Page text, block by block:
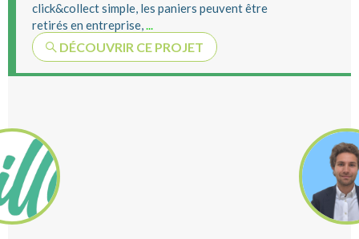
click&collect simple, les paniers peuvent être
retirés en entreprise,...
DÉCOUVRIR CE PROJET